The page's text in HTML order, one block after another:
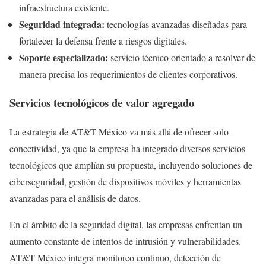
infraestructura existente.
Seguridad integrada: tecnologías avanzadas diseñadas para
fortalecer la defensa frente a riesgos digitales.
Soporte especializado: servicio técnico orientado a resolver de
manera precisa los requerimientos de clientes corporativos.
Servicios tecnológicos de valor agregado
La estrategia de AT&T México va más allá de ofrecer solo
conectividad, ya que la empresa ha integrado diversos servicios
tecnológicos que amplían su propuesta, incluyendo soluciones de
ciberseguridad, gestión de dispositivos móviles y herramientas
avanzadas para el análisis de datos.
En el ámbito de la seguridad digital, las empresas enfrentan un
aumento constante de intentos de intrusión y vulnerabilidades.
AT&T México integra monitoreo continuo, detección de